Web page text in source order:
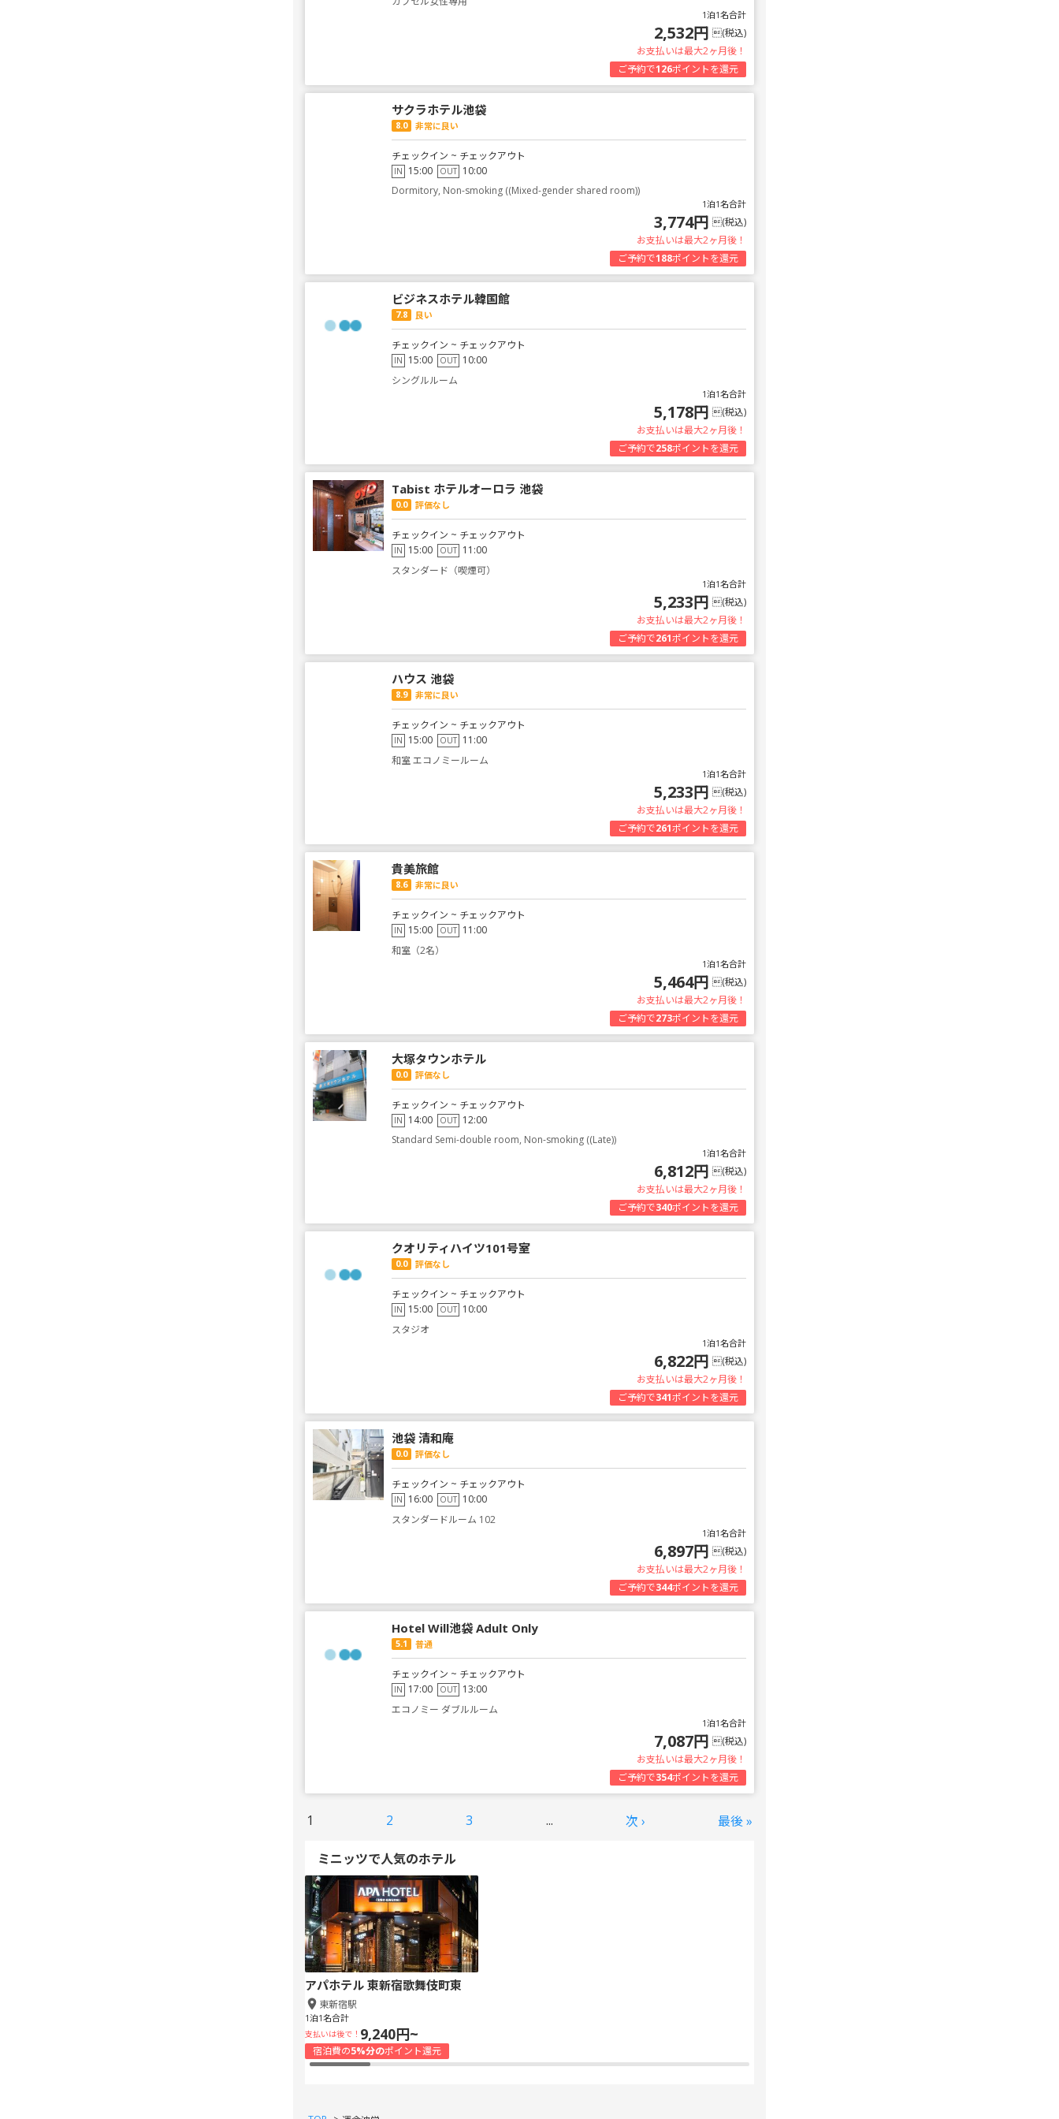
1泊1名合計
2,532円 (税込)
お支払いは最大2ヶ月後！
ご予約で126ポイントを還元
サクラホテル池袋
8.0 非常に良い
チェックイン ~ チェックアウト
IN 15:00 OUT 10:00
Dormitory, Non-smoking ((Mixed-gender shared room))
1泊1名合計
3,774円 (税込)
お支払いは最大2ヶ月後！
ご予約で188ポイントを還元
ビジネスホテル韓国館
7.8 良い
チェックイン ~ チェックアウト
IN 15:00 OUT 10:00
シングルルーム
1泊1名合計
5,178円 (税込)
お支払いは最大2ヶ月後！
ご予約で258ポイントを還元
Tabist ホテルオーロラ 池袋
0.0 評価なし
チェックイン ~ チェックアウト
IN 15:00 OUT 11:00
スタンダード（喫煙可）
1泊1名合計
5,233円 (税込)
お支払いは最大2ヶ月後！
ご予約で261ポイントを還元
ハウス 池袋
8.9 非常に良い
チェックイン ~ チェックアウト
IN 15:00 OUT 11:00
和室 エコノミールーム
1泊1名合計
5,233円 (税込)
お支払いは最大2ヶ月後！
ご予約で261ポイントを還元
貴美旅館
8.6 非常に良い
チェックイン ~ チェックアウト
IN 15:00 OUT 11:00
和室（2名）
1泊1名合計
5,464円 (税込)
お支払いは最大2ヶ月後！
ご予約で273ポイントを還元
大塚タウンホテル
0.0 評価なし
チェックイン ~ チェックアウト
IN 14:00 OUT 12:00
Standard Semi-double room, Non-smoking ((Late))
1泊1名合計
6,812円 (税込)
お支払いは最大2ヶ月後！
ご予約で340ポイントを還元
クオリティハイツ101号室
0.0 評価なし
チェックイン ~ チェックアウト
IN 15:00 OUT 10:00
スタジオ
1泊1名合計
6,822円 (税込)
お支払いは最大2ヶ月後！
ご予約で341ポイントを還元
池袋 清和庵
0.0 評価なし
チェックイン ~ チェックアウト
IN 16:00 OUT 10:00
スタンダードルーム 102
1泊1名合計
6,897円 (税込)
お支払いは最大2ヶ月後！
ご予約で344ポイントを還元
Hotel Will池袋 Adult Only
5.1 普通
チェックイン ~ チェックアウト
IN 17:00 OUT 13:00
エコノミー ダブルルーム
1泊1名合計
7,087円 (税込)
お支払いは最大2ヶ月後！
ご予約で354ポイントを還元
1 2 3 ... 次 › 最後 »
ミニッツで人気のホテル
アパホテル 東新宿歌舞伎町東
東新宿駅
1泊1名合計
支払いは後で！ 9,240円~
宿泊費の5%分のポイント還元